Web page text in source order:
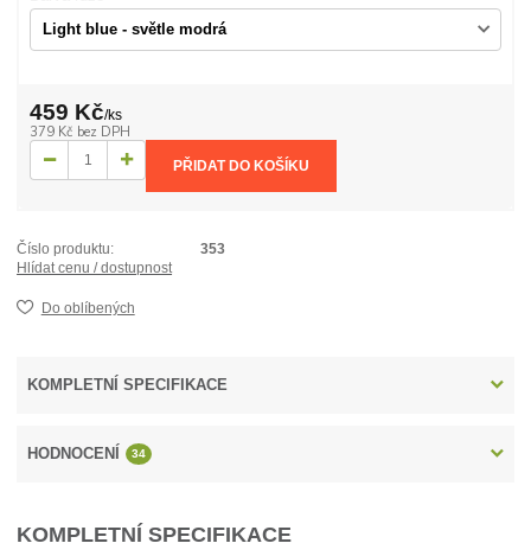
459 Kč/ks
379 Kč bez DPH
PŘIDAT DO KOŠÍKU
Číslo produktu:
353
Hlídat cenu / dostupnost
Do oblíbených
KOMPLETNÍ SPECIFIKACE
HODNOCENÍ 34
KOMPLETNÍ SPECIFIKACE